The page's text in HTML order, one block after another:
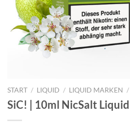
START / LIQUID / LIQUID MARKEN /
SiC! | 10ml NicSalt